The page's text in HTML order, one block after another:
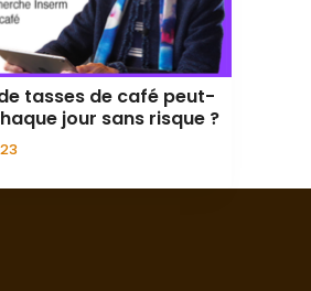
tasses de café peut-
jour sans risque ?